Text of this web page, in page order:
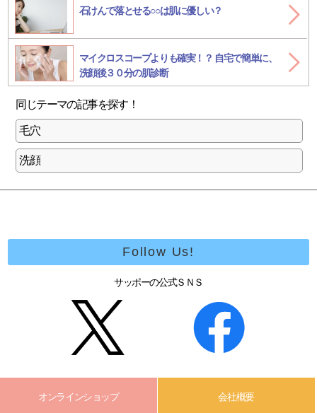
石けんで落とせる○○は肌に優しい？
マイクロスコープよりも確実！？ 自宅で簡単に、
洗顔後３０分の肌診断
同じテーマの記事を探す！
毛穴
洗顔
Follow Us!
サッポーの公式ＳＮＳ
オンラインショップ 会社概要